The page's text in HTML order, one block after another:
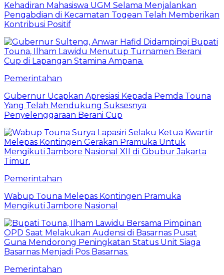
Kehadiran Mahasiswa UGM Selama Menjalankan
Pengabdian di Kecamatan Togean Telah Memberikan
Kontribusi Positif
Pemerintahan
Gubernur Ucapkan Apresiasi Kepada Pemda Touna
Yang Telah Mendukung Suksesnya
Penyelenggaraan Berani Cup
Pemerintahan
Wabup Touna Melepas Kontingen Pramuka
Mengikuti Jambore Nasional
Pemerintahan